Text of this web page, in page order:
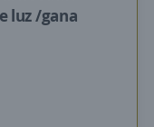
luz /gana